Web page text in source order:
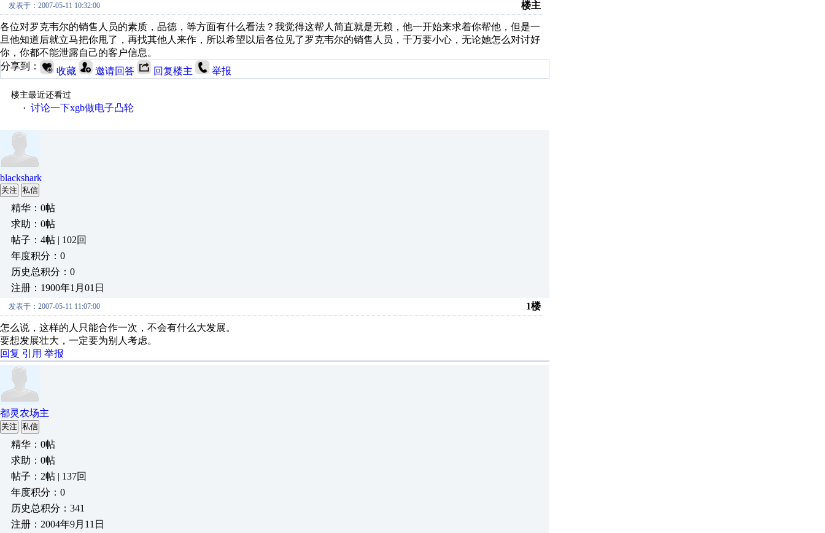
发表于：2007-05-11 10:32:00 楼主
各位对罗克韦尔的销售人员的素质，品德，等方面有什么看法？我觉得这帮人简直就是无赖，他一开始来求着你帮他，但是一
旦他知道后就立马把你甩了，再找其他人来作，所以希望以后各位见了罗克韦尔的销售人员，千万要小心，无论她怎么对讨好
你，你都不能泄露自己的客户信息。
分享到：
收藏 邀请回答 回复楼主 举报
楼主最近还看过
· 讨论一下xgb做电子凸轮
blackshark
关注 私信
精华：0帖
求助：0帖
帖子：4帖 | 102回
年度积分：0
历史总积分：0
注册：1900年1月01日
发表于：2007-05-11 11:07:00 1楼
怎么说，这样的人只能合作一次，不会有什么大发展。
要想发展壮大，一定要为别人考虑。
回复 引用 举报
都灵农场主
关注 私信
精华：0帖
求助：0帖
帖子：2帖 | 137回
年度积分：0
历史总积分：341
注册：2004年9月11日